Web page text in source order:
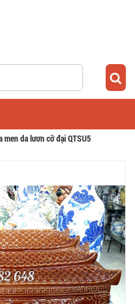
da lươn cỡ đại QTSU5